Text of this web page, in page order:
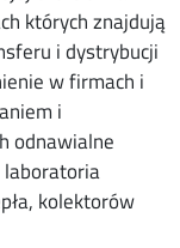
których znajdują
i dystrybucji
w firmach i
i
odnawialne
laboratoria
kolektorów